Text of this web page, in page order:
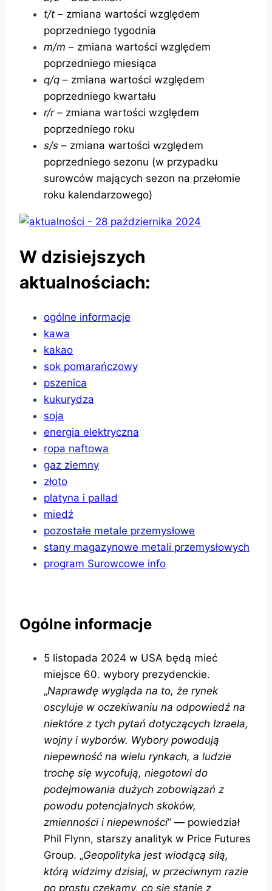
t/t – zmiana wartości względem
poprzedniego tygodnia
m/m – zmiana wartości względem
poprzedniego miesiąca
q/q – zmiana wartości względem
poprzedniego kwartału
r/r– zmiana wartości względem
poprzedniego roku
s/s – zmiana wartości względem
poprzedniego sezonu (w przypadku
surowców mających sezon na przełomie
roku kalendarzowego)
W dzisiejszych
aktualnościach:
ogólne informacje
kawa
kakao
sok pomarańczowy
pszenica
kukurydza
soja
energia elektryczna
ropa naftowa
gaz ziemny
złoto
platyna i pallad
miedź
pozostałe metale przemysłowe
stany magazynowe metali przemysłowych
program Surowcowe info
Ogólne informacje
5 listopada 2024 w USA będą mieć
miejsce 60. wybory prezydenckie.
„Naprawdę wygląda na to, że rynek
oscyluje w oczekiwaniu na odpowiedź na
niektóre z tych pytań dotyczących Izraela,
wojny i wyborów. Wybory powodują
niepewność na wielu rynkach, a ludzie
trochę się wycofują, niegotowi do
podejmowania dużych zobowiązań z
powodu potencjalnych skoków,
zmienności i niepewności” — powiedział
Phil Flynn, starszy analityk w Price Futures
Group. „Geopolityka jest wiodącą siłą,
którą widzimy dzisiaj, w przeciwnym razie
po prostu czekamy, co się stanie z